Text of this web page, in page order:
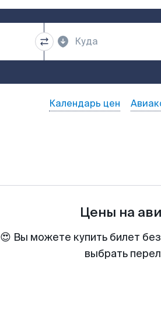
Календарь цен
Цены на
😍 Вы можете купить билет
выбрать